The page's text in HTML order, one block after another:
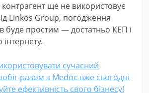
ще не використовує
Linkos Group, погодження
буде простим — достатньо КЕП і
інтернету.
сучасний
разом з Medoc вже сьогодні
ефективність свого бізнесу!